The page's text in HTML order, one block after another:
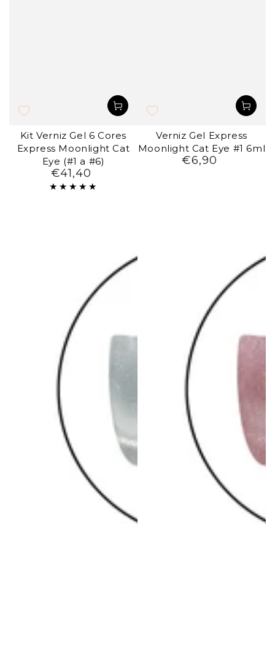
Kit Verniz Gel 6 Cores
Express Moonlight Cat
Eye (#1 a #6)
Preço
regular
€41,40
Verniz Gel Express
Moonlight Cat Eye #1 6ml
Preço
€6,90